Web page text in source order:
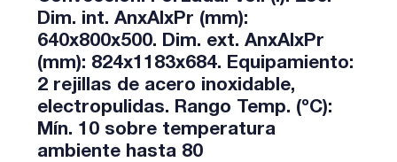
Dim. int. AnxAlxPr (mm):
640x800x500. Dim. ext. AnxAlxPr
(mm): 824x1183x684. Equipamiento:
2 rejillas de acero inoxidable,
electropulidas. Rango Temp. (ºC):
Mín. 10 sobre temperatura
ambiente hasta 80